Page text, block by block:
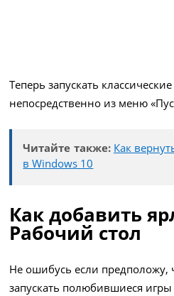
Теперь запускать
непосредственно из меню
Читайте также: Как
в Windows 10
Как добавить
Рабочий стол
Не ошибусь если предположу,
запускать полюбившиеся